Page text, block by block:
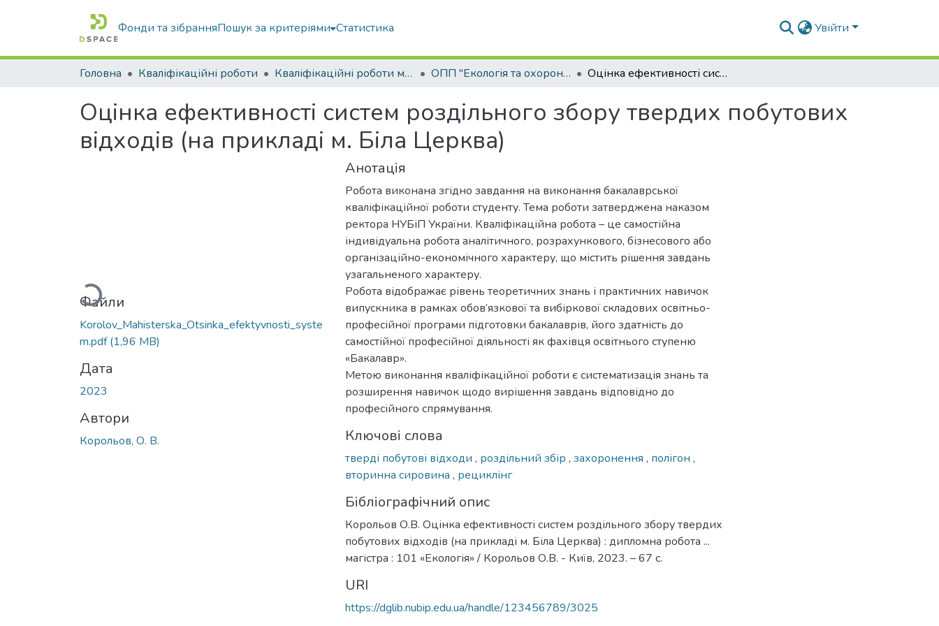
Фонди та зібранняПошук за критеріями Статистика Увійти
Головна Кваліфікаційні роботи Кваліфікаційні роботи магістрів ОПП "Екологія та охорона навколишнього середовища" Оцінка ефективності систем роздільного збору твердих побутових відходів (на прикладі м. Біла Церква)
Оцінка ефективності систем роздільного збору твердих побутових
відходів (на прикладі м. Біла Церква)
Вантажиться...
Файли
Korolov_Mahisterska_Otsinka_efektyvnosti_syste
m.pdf(1,96 MB)
Дата
2023
Автори
Корольов, О. В.
Анотація
Робота виконана згідно завдання на виконання бакалаврської
кваліфікаційної роботи студенту. Тема роботи затверджена наказом
ректора НУБіП України. Кваліфікаційна робота – це самостійна
індивідуальна робота аналітичного, розрахункового, бізнесового або
організаційно-економічного характеру, що містить рішення завдань
узагальненого характеру.
Робота відображає рівень теоретичних знань і практичних навичок
випускника в рамках обов’язкової та вибіркової складових освітньо-
професійної програми підготовки бакалаврів, його здатність до
самостійної професійної діяльності як фахівця освітнього ступеню
«Бакалавр».
Метою виконання кваліфікаційної роботи є систематизація знань та
розширення навичок щодо вирішення завдань відповідно до
професійного спрямування.
Ключові слова
тверді побутові відходи , роздільний збір , захоронення , полігон ,
вторинна сировина , рециклінг
Бібліографічний опис
Корольов О.В. Оцінка ефективності систем роздільного збору твердих
побутових відходів (на прикладі м. Біла Церква) : дипломна робота ...
магістра : 101 «Екологія» / Корольов О.В. - Київ, 2023. – 67 с.
URI
https://dglib.nubip.edu.ua/handle/123456789/3025